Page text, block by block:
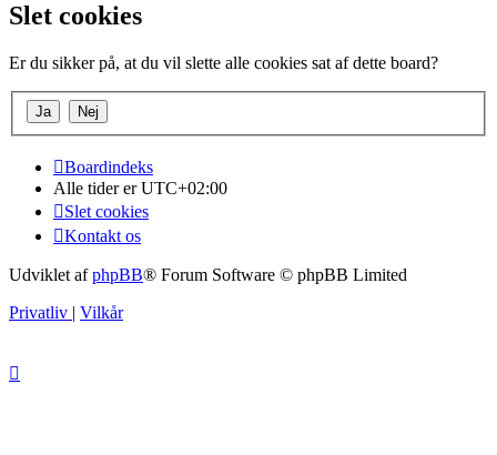
Slet cookies
Er du sikker på, at du vil slette alle cookies sat af dette board?
Boardindeks
Alle tider erUTC+02:00
Slet cookies
Kontakt os
Udviklet afphpBB® Forum Software © phpBB Limited
Privatliv | Vilkår